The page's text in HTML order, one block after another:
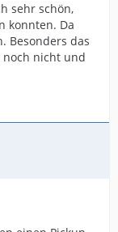
sehr schön,
konnten. Da
Besonders das
noch nicht und